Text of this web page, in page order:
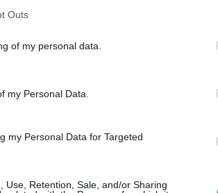
Outs
of my personal data.
my Personal Data.
my Personal Data for Targeted
Use, Retention, Sale, and/or Sharing
ό,τι βρήκαν
της και τις δύο
στην αγκαλιά της.
Όμως αυτοί που
στη ζωή τους